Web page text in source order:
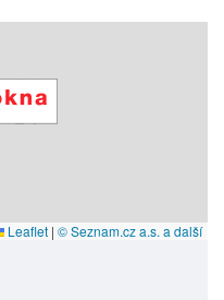
Leaflet | © Seznam.cz a.s. a další